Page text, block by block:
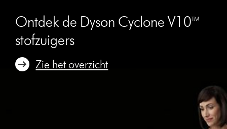
Ontdek de Dyson Cyclone V10™
stofzuigers
Zie het overzicht